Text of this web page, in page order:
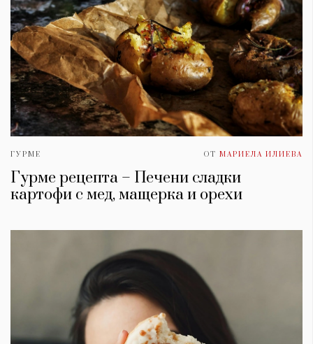
ГУРМЕ ОТ МАРИЕЛА ИЛИЕВА
Гурме рецепта – Печени сладки
картофи с мед, мащерка и орехи